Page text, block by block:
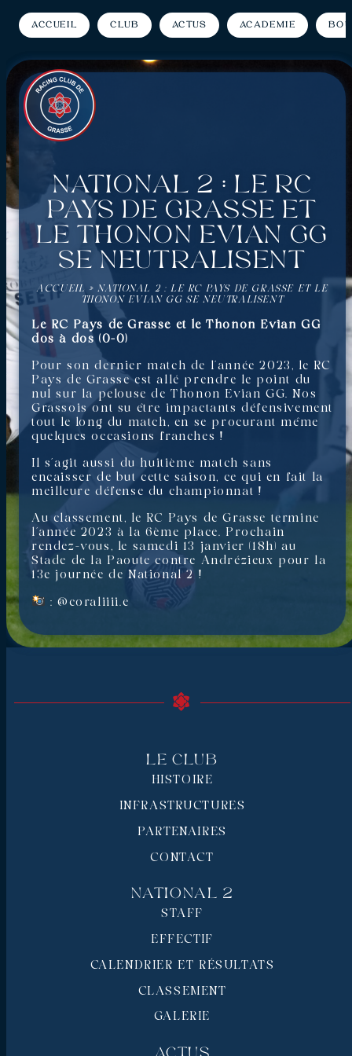
Accueil Club Actus Académie
National 2 : Le RC
Pays de Grasse et
le Thonon Evian GG
se neutralisent
ACCUEIL »NATIONAL 2 : LE RC PAYS DE GRASSE ET LE
THONON EVIAN GG SE NEUTRALISENT
Le RC Pays de Grasse et le Thonon Evian GG
dos à dos (0-0)
Pour son dernier match de l’année 2023, le RC
Pays de Grasse est allé prendre le point du
nul sur la pelouse de Thonon Evian GG. Nos
Grassois ont su être impactants défensivement
tout le long du match, en se procurant même
quelques occasions franches !
Il s’agit aussi du huitième match sans
encaisser de but cette saison, ce qui en fait la
meilleure défense du championnat !
Au classement, le RC Pays de Grasse termine
l’année 2023 à la 6ème place. Prochain
rendez-vous, le samedi 13 janvier (18h) au
Stade de la Paoute contre Andrézieux pour la
13e journée de National 2 !
: @coraliiii.e
Le Club
HISTOIRE
INFRASTRUCTURES
PARTENAIRES
CONTACT
National 2
STAFF
EFFECTIF
CALENDRIER ET RÉSULTATS
CLASSEMENT
GALERIE